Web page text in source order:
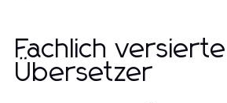
Fachlich versierte
Übersetzer